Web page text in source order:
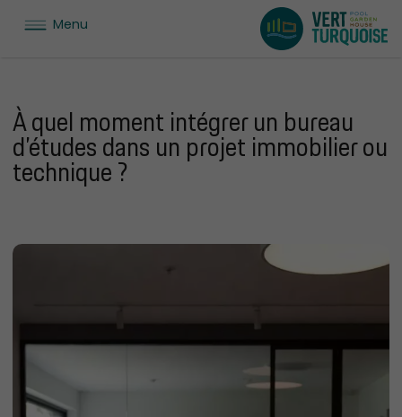
Menu
À quel moment intégrer un bureau
d’études dans un projet immobilier ou
technique ?